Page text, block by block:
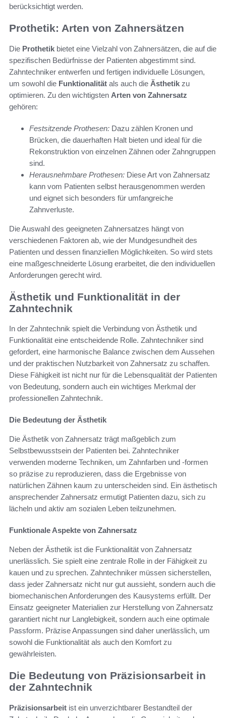
berücksichtigt werden.
Prothetik: Arten von Zahnersätzen
Die Prothetik bietet eine Vielzahl von Zahnersätzen, die auf die
spezifischen Bedürfnisse der Patienten abgestimmt sind.
Zahntechniker entwerfen und fertigen individuelle Lösungen,
um sowohl die Funktionalität als auch die Ästhetik zu
optimieren. Zu den wichtigsten Arten von Zahnersatz
gehören:
Festsitzende Prothesen: Dazu zählen Kronen und
Brücken, die dauerhaften Halt bieten und ideal für die
Rekonstruktion von einzelnen Zähnen oder Zahngruppen
sind.
Herausnehmbare Prothesen: Diese Art von Zahnersatz
kann vom Patienten selbst herausgenommen werden
und eignet sich besonders für umfangreiche
Zahnverluste.
Die Auswahl des geeigneten Zahnersatzes hängt von
verschiedenen Faktoren ab, wie der Mundgesundheit des
Patienten und dessen finanziellen Möglichkeiten. So wird stets
eine maßgeschneiderte Lösung erarbeitet, die den individuellen
Anforderungen gerecht wird.
Ästhetik und Funktionalität in der
Zahntechnik
In der Zahntechnik spielt die Verbindung von Ästhetik und
Funktionalität eine entscheidende Rolle. Zahntechniker sind
gefordert, eine harmonische Balance zwischen dem Aussehen
und der praktischen Nutzbarkeit von Zahnersatz zu schaffen.
Diese Fähigkeit ist nicht nur für die Lebensqualität der Patienten
von Bedeutung, sondern auch ein wichtiges Merkmal der
professionellen Zahntechnik.
Die Bedeutung der Ästhetik
Die Ästhetik von Zahnersatz trägt maßgeblich zum
Selbstbewusstsein der Patienten bei. Zahntechniker
verwenden moderne Techniken, um Zahnfarben und -formen
so präzise zu reproduzieren, dass die Ergebnisse von
natürlichen Zähnen kaum zu unterscheiden sind. Ein ästhetisch
ansprechender Zahnersatz ermutigt Patienten dazu, sich zu
lächeln und aktiv am sozialen Leben teilzunehmen.
Funktionale Aspekte von Zahnersatz
Neben der Ästhetik ist die Funktionalität von Zahnersatz
unerlässlich. Sie spielt eine zentrale Rolle in der Fähigkeit zu
kauen und zu sprechen. Zahntechniker müssen sicherstellen,
dass jeder Zahnersatz nicht nur gut aussieht, sondern auch die
biomechanischen Anforderungen des Kausystems erfüllt. Der
Einsatz geeigneter Materialien zur Herstellung von Zahnersatz
garantiert nicht nur Langlebigkeit, sondern auch eine optimale
Passform. Präzise Anpassungen sind daher unerlässlich, um
sowohl die Funktionalität als auch den Komfort zu
gewährleisten.
Die Bedeutung von Präzisionsarbeit in
der Zahntechnik
Präzisionsarbeit ist ein unverzichtbarer Bestandteil der